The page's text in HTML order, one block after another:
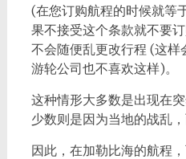
(在您订购航程的时候就等
果不接受这个条款就不要
不会随便乱更改行程 (这样
游轮公司也不喜欢这样)。
这种情形大多数是出现在
少数则是因为当地的战乱
因此，在加勒比海的航程